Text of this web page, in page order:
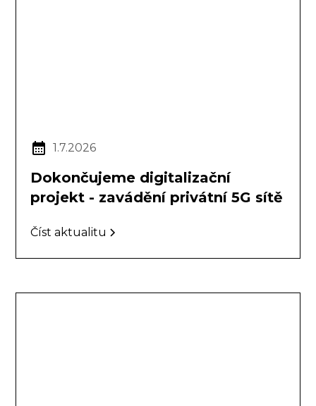
1.7.2026
Dokončujeme digitalizační
projekt - zavádění privátní 5G sítě
Číst aktualitu